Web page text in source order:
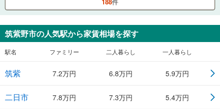
筑紫野市の人気駅から家賃相場を探す
駅名 ファミリー 二人暮らし 一人暮らし
筑紫 7.2万円 6.8万円 5.9万円
二日市 7.8万円 7.3万円 5.4万円